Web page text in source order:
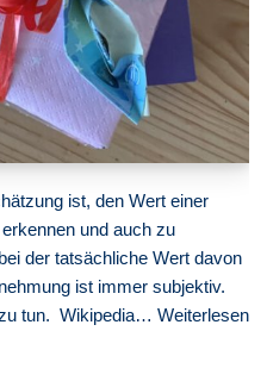
ist, den Wert einer
und auch zu
der tatsächliche Wert davon
ist immer subjektiv.
tun. Wikipedia… Weiterlesen